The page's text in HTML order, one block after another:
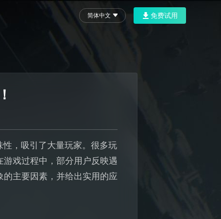
简体中文 免费试用
性，吸引了大量玩家。很多玩
戏过程中，部分用户反映遇
主要因素，并给出实用的应